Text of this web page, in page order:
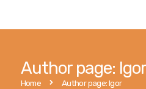
Author page: Igor
Home Author page: Igor
Главная